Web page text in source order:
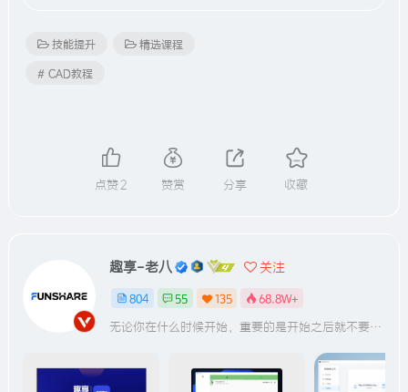
技能提升 精选课程
# CAD教程
点赞2 赞赏 分享 收藏
趣享-老八 关注
804 55 135 68.8W+
无论你在什么时候开始，重要的是开始之后就不要停止